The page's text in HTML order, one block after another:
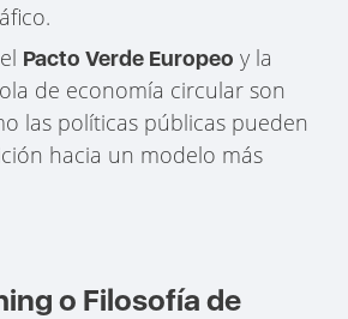
Pacto Verde Europeo y la
de economía circular son
las políticas públicas pueden
hacia un modelo más
o Filosofía de